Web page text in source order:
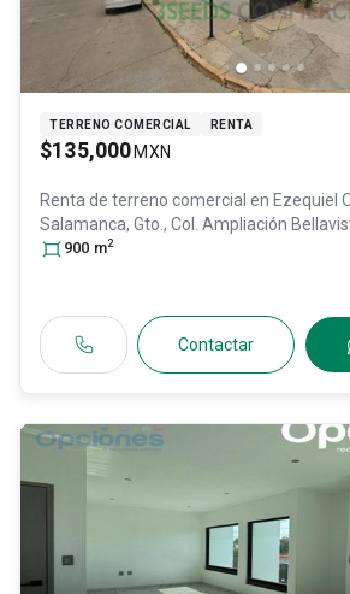
TERRENO COMERCIAL RENTA
$135,000 MXN
Renta de terreno comercial en Ezequiel
Salamanca, Gto., Col. Ampliación
Guanajuato
900 m2
Contactar